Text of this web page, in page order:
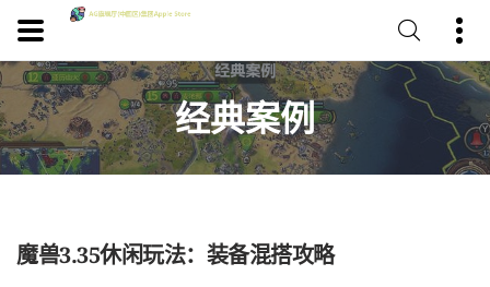
经典案例
魔兽3.35休闲玩法：装备混搭攻略